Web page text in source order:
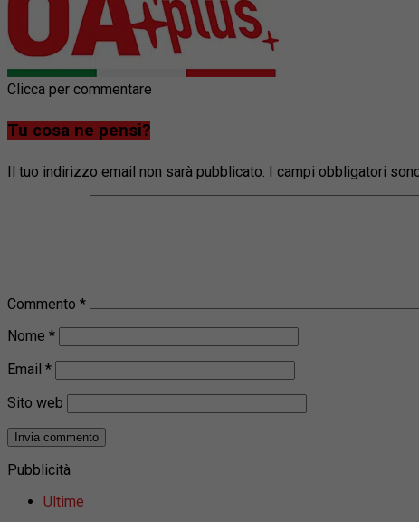
Clicca per commentare
Tu cosa ne pensi?
Il tuo indirizzo email non sarà pubblicato. I campi obbligatori
Commento *
Nome *
Email *
Sito web
Pubblicità
Ultime